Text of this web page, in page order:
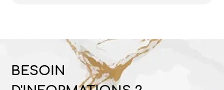
BESOIN